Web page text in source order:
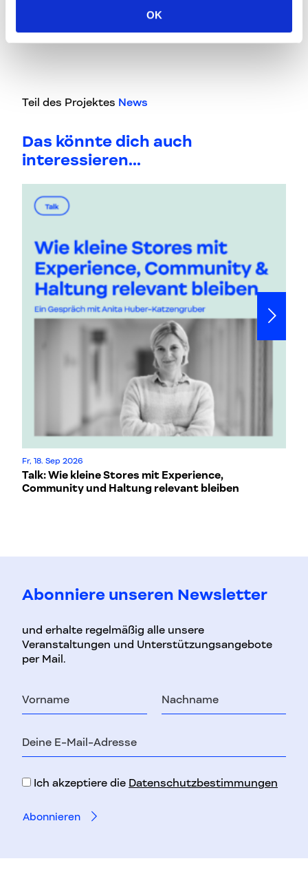
OK
Teil des Projektes News
auf auf
Das könnte dich auch
interessieren...
Fr, 18. Sep 2026
Talk: Wie kleine Stores mit Experience,
Community und Haltung relevant bleiben
Abonniere unseren Newsletter
und erhalte regelmäßig alle unsere
Veranstaltungen und Unterstützungsangebote
per Mail.
Mail-
Ich akzeptiere die Datenschutzbestimmungen